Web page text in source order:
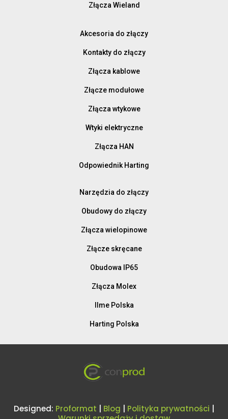
Złącza Wieland
Akcesoria do złączy
Kontakty do złączy
Złącza kablowe
Złącze modułowe
Złącza wtykowe
Wtyki elektryczne
Złącza HAN
Odpowiednik Harting
Narzędzia do złączy
Obudowy do złączy
Złącza wielopinowe
Złącze skręcane
Obudowa IP65
Złącza Molex
Ilme Polska
Harting Polska
Designed: Proformat Blog Polityka prywatności